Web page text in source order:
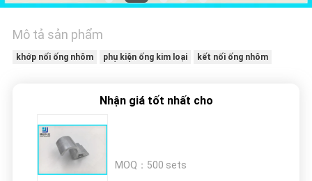
SƠ
ĐỒ
CHÍNH
SÁCH
Mô tả sản phẩm
khớp nối ống nhôm phụ kiện ống kim loại kết nối ống nhôm
Nhận giá tốt nhất cho
MOQ： 500 sets